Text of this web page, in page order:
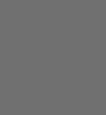
geldig op de categorie